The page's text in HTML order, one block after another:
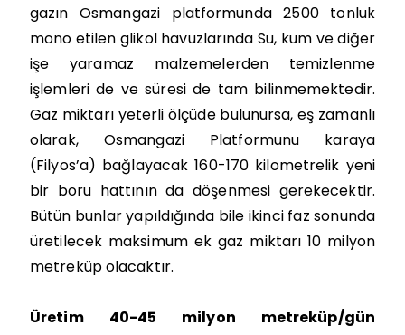
gazın Osmangazi platformunda 2500 tonluk
mono etilen glikol havuzlarında Su, kum ve diğer
işe yaramaz malzemelerden temizlenme
işlemleri de ve süresi de tam bilinmemektedir.
Gaz miktarı yeterli ölçüde bulunursa, eş zamanlı
olarak, Osmangazi Platformunu karaya
(Filyos’a) bağlayacak 160-170 kilometrelik yeni
bir boru hattının da döşenmesi gerekecektir.
Bütün bunlar yapıldığında bile ikinci faz sonunda
üretilecek maksimum ek gaz miktarı 10 milyon
metreküp olacaktır.
Üretim 40-45 milyon metreküp/gün